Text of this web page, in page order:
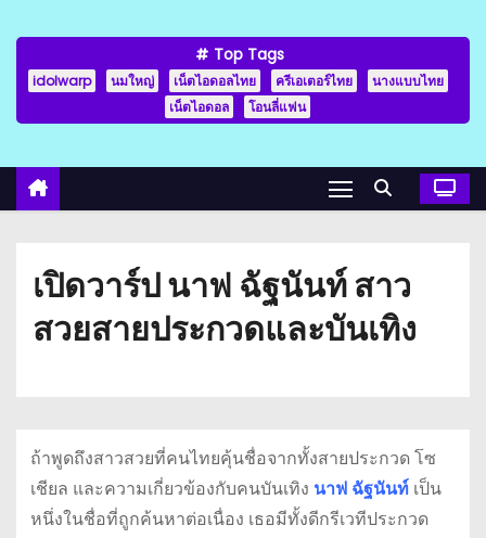
Top Tags
idolwarp นมใหญ่ เน็ตไอดอลไทย ครีเอเตอร์ไทย
นางแบบไทย
เน็ตไอดอล
โอนลี่แฟน
เปิดวาร์ป นาฟ ฉัฐนันท์ สาว
สวยสายประกวดและบันเทิง
ถ้าพูดถึงสาวสวยที่คนไทยคุ้นชื่อจากทั้งสายประกวด โซ
เชียล และความเกี่ยวข้องกับคนบันเทิง นาฟ ฉัฐนันท์เป็น
หนึ่งในชื่อที่ถูกค้นหาต่อเนื่อง เธอมีทั้งดีกรีเวทีประกวด